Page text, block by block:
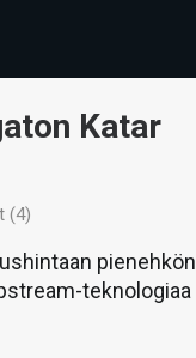
Katar
(4)
pienehkön
teknologiaa